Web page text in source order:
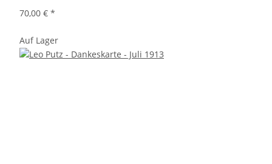
70,00 € *
Auf Lager